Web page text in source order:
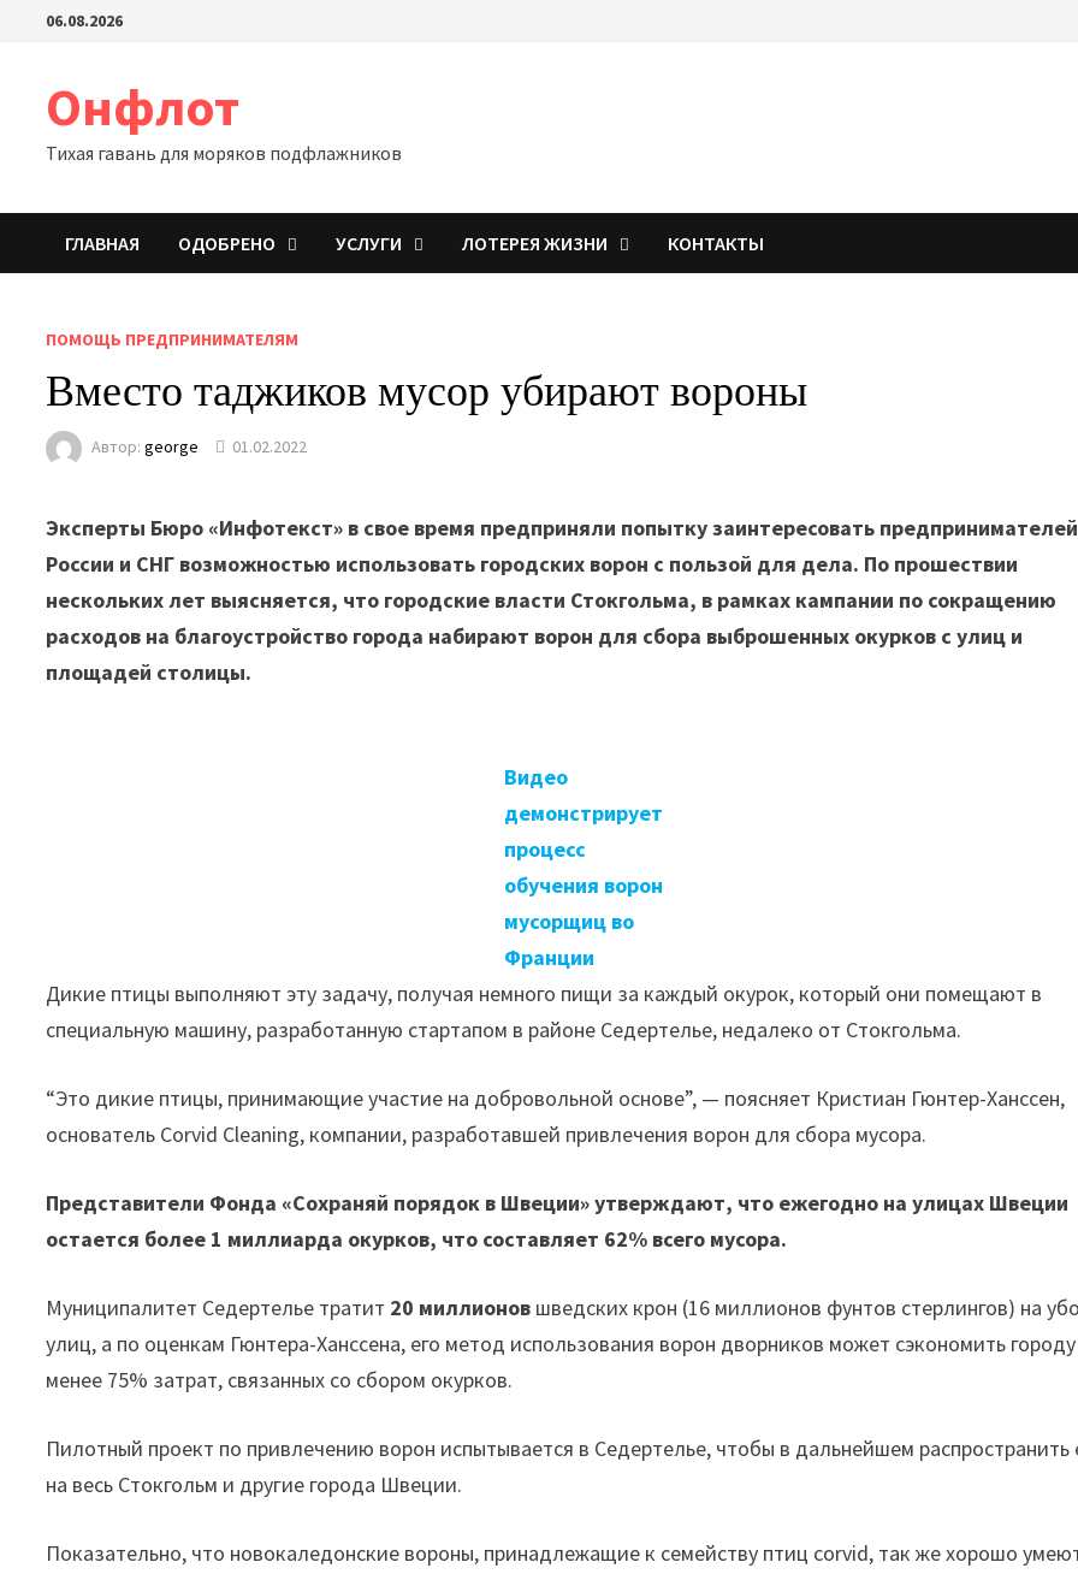
Перейти06.08.2026
Онфлот
Тихая гавань для моряков подфлажников
ГЛАВНАЯ ОДОБРЕНО УСЛУГИ ЛОТЕРЕЯ ЖИЗНИ КОНТАКТЫ
ПОМОЩЬ ПРЕДПРИНИМАТЕЛЯМ
Вместо таджиков мусор убирают вороны
Автор:george 01.02.2022
Эксперты Бюро «Инфотекст» в свое время предприняли попытку заинтересовать
России и СНГ возможностью использовать городских ворон с пользой для дела. По прошествии
нескольких лет выясняется, что городские власти Стокгольма, в рамках кампании по сокращению
расходов на благоустройство города набирают ворон для сбора выброшенных окурков с улиц и
площадей столицы.
Видео
демонстрирует
процесс
обучения ворон
мусорщиц во
Франции
Дикие птицы выполняют эту задачу, получая немного пищи за каждый окурок, который они помещают в
специальную машину, разработанную стартапом в районе Седертелье, недалеко от Стокгольма.
“Это дикие птицы, принимающие участие на добровольной основе”, — поясняет Кристиан Гюнтер-Ханссен,
основатель Corvid Cleaning, компании, разработавшей привлечения ворон для сбора мусора.
Представители Фонда «Сохраняй порядок в Швеции» утверждают, что ежегодно на улицах Швеции
остается более 1 миллиарда окурков, что составляет 62% всего мусора.
Муниципалитет Седертелье тратит 20 миллионов шведских крон (16 миллионов фунтов стерлингов) на
улиц, а по оценкам Гюнтера-Ханссена, его метод использования ворон дворников может сэкономить
менее 75% затрат, связанных со сбором окурков.
Пилотный проект по привлечению ворон испытывается в Седертелье, чтобы в дальнейшем распространить
на весь Стокгольм и другие города Швеции.
Показательно, что новокаледонские вороны, принадлежащие к семейству птиц corvid, так же хорошо